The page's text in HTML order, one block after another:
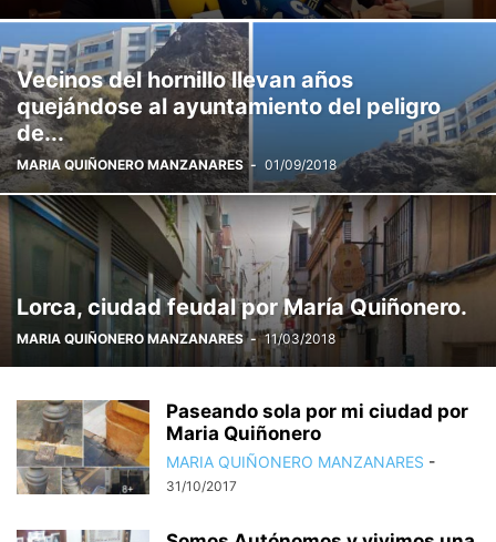
Vecinos del hornillo llevan años
quejándose al ayuntamiento del peligro
de...
MARIA QUIÑONERO MANZANARES - 01/09/2018
Lorca, ciudad feudal por María Quiñonero.
MARIA QUIÑONERO MANZANARES - 11/03/2018
Paseando sola por mi ciudad por
Maria Quiñonero
MARIA QUIÑONERO MANZANARES -
31/10/2017